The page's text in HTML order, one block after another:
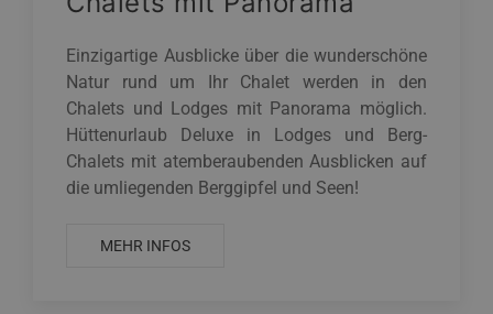
Einzigartige Ausblicke über die wunderschöne
Natur rund um Ihr Chalet werden in den
Chalets und Lodges mit Panorama möglich.
Hüttenurlaub Deluxe in Lodges und Berg-
Chalets mit atemberaubenden Ausblicken auf
die umliegenden Berggipfel und Seen!
MEHR INFOS